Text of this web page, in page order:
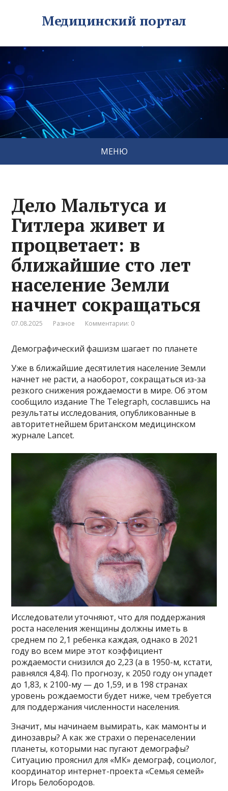
Медицинский портал
МЕНЮ
Дело Мальтуса и
Гитлера живет и
процветает: в
ближайшие сто лет
население Земли
начнет сокращаться
07.08.2025 Разное Комментарии: 0
Демографический фашизм шагает по планете
Уже в ближайшие десятилетия население Земли
начнет не расти, а наоборот, сокращаться из-за
резкого снижения рождаемости в мире. Об этом
сообщило издание The Telegraph, сославшись на
результаты исследования, опубликованные в
авторитетнейшем британском медицинском
журнале Lancet.
Исследователи уточняют, что для поддержания
роста населения женщины должны иметь в
среднем по 2,1 ребенка каждая, однако в 2021
году во всем мире этот коэффициент
рождаемости снизился до 2,23 (а в 1950-м, кстати,
равнялся 4,84). По прогнозу, к 2050 году он упадет
до 1,83, к 2100-му — до 1,59, и в 198 странах
уровень рождаемости будет ниже, чем требуется
для поддержания численности населения.
Значит, мы начинаем вымирать, как мамонты и
динозавры? А как же страхи о перенаселении
планеты, которыми нас пугают демографы?
Ситуацию прояснил для «МК» демограф, социолог,
координатор интернет-проекта «Семья семей»
Игорь Белобородов.